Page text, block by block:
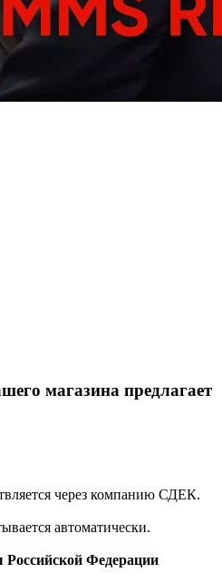
магазина предлагает
через компанию СДЕК.
автоматически.
Российской Федерации